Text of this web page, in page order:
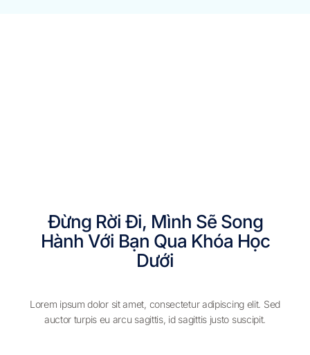
Đừng Rời Đi, Mình Sẽ Song
Hành Với Bạn Qua Khóa Học
Dưới
Lorem ipsum dolor sit amet, consectetur adipiscing elit. Sed
auctor turpis eu arcu sagittis, id sagittis justo suscipit.